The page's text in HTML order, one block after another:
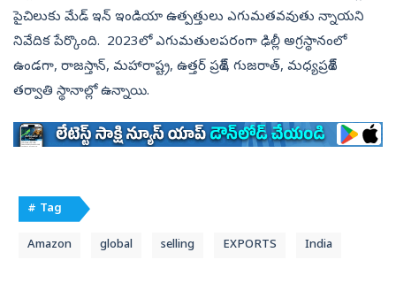
పైచిలుకు మేడ్‌ ఇన్‌ ఇండియా ఉత్పత్తులు ఎగుమతవవుతు న్నాయని
నివేదిక పేర్కొంది. 2023లో ఎగుమతులపరంగా ఢిల్లీ అగ్రస్థానంలో
ఉండగా, రాజస్తాన్, మహారాష్ట్ర, ఉత్తర్‌ ప్రదేశ్, గుజరాత్, మధ్యప్రదేశ్‌
తర్వాతి స్థానాల్లో ఉన్నాయి.
# Tag
Amazon global selling EXPORTS India